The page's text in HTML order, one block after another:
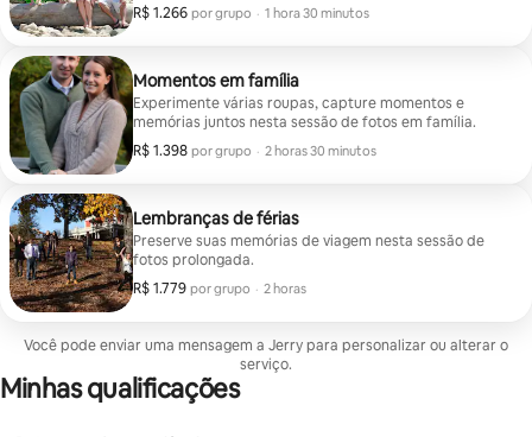
R$ 1.266 por grupo
R$ 1.266 por grupo
, · 1 hora 30 minutos
Momentos em família
Experimente várias roupas, capture momentos e
memórias juntos nesta sessão de fotos em família.
R$ 1.398 por grupo
R$ 1.398 por grupo
, · 2 horas 30 minutos
Lembranças de férias
Preserve suas memórias de viagem nesta sessão de
fotos prolongada.
R$ 1.779 por grupo
R$ 1.779 por grupo
, · 2 horas
Você pode enviar uma mensagem a Jerry para personalizar ou alterar o
serviço.
Minhas qualificações